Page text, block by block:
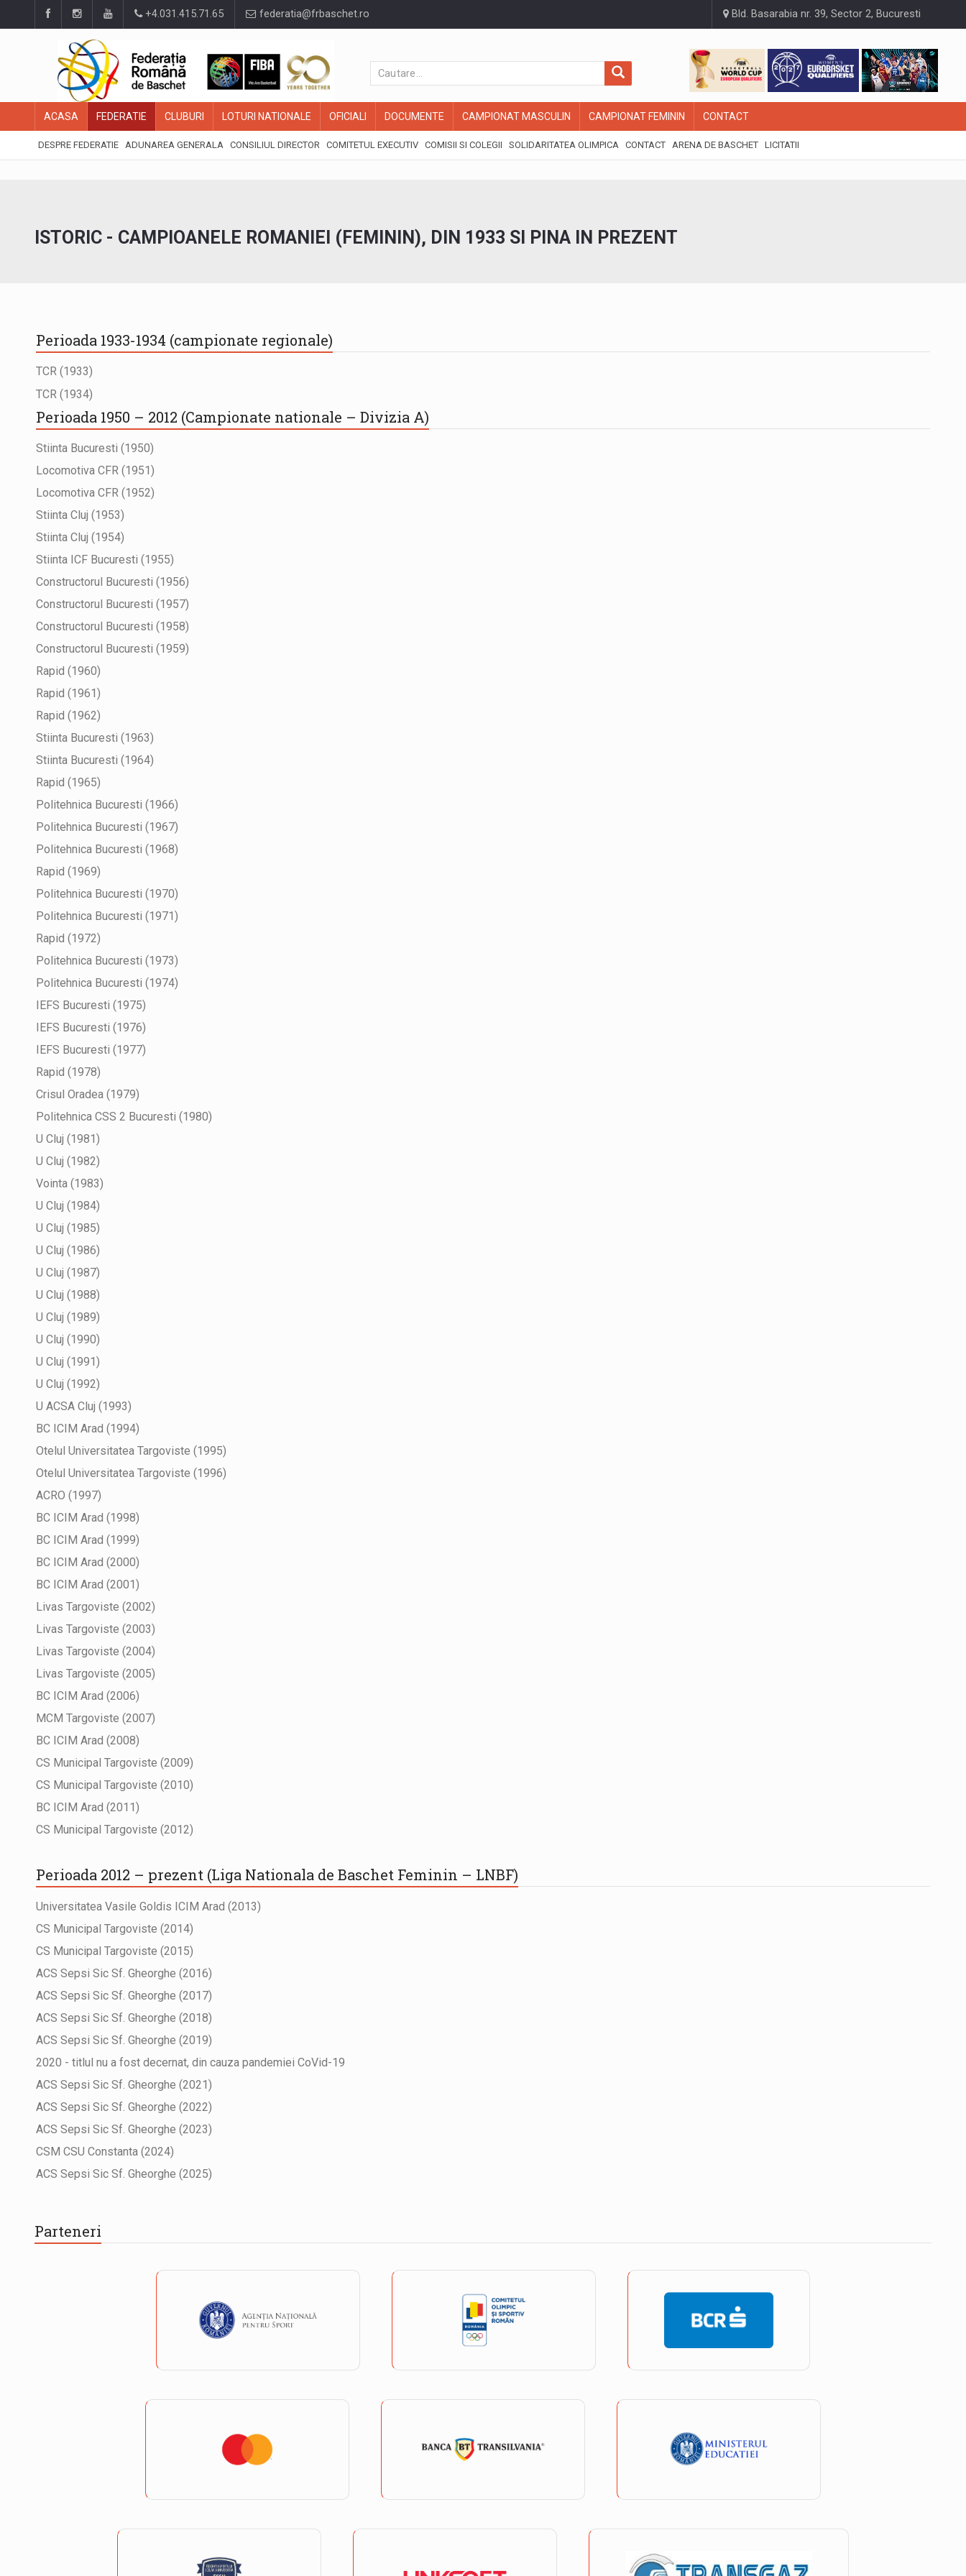
+4.031.415.71.65 federatia@frbaschet.ro Bld. Basarabia nr. 39, Sector 2, Bucuresti
ACASA FEDERATIE CLUBURI LOTURI NATIONALE OFICIALI DOCUMENTE CAMPIONAT MASCULIN CAMPIONAT FEMININ CONTACT
DESPRE FEDERATIE ADUNAREA GENERALA CONSILIUL DIRECTOR COMITETUL EXECUTIV COMISII SI COLEGII SOLIDARITATEA OLIMPICA CONTACT ARENA DE BASCHET LICITATII
ISTORIC - CAMPIOANELE ROMANIEI (FEMININ), DIN 1933 SI PINA IN PREZENT
Perioada 1933-1934 (campionate regionale)
TCR (1933)
TCR (1934)
Perioada 1950 – 2012 (Campionate nationale – Divizia A)
Stiinta Bucuresti (1950)
Locomotiva CFR (1951)
Locomotiva CFR (1952)
Stiinta Cluj (1953)
Stiinta Cluj (1954)
Stiinta ICF Bucuresti (1955)
Constructorul Bucuresti (1956)
Constructorul Bucuresti (1957)
Constructorul Bucuresti (1958)
Constructorul Bucuresti (1959)
Rapid (1960)
Rapid (1961)
Rapid (1962)
Stiinta Bucuresti (1963)
Stiinta Bucuresti (1964)
Rapid (1965)
Politehnica Bucuresti (1966)
Politehnica Bucuresti (1967)
Politehnica Bucuresti (1968)
Rapid (1969)
Politehnica Bucuresti (1970)
Politehnica Bucuresti (1971)
Rapid (1972)
Politehnica Bucuresti (1973)
Politehnica Bucuresti (1974)
IEFS Bucuresti (1975)
IEFS Bucuresti (1976)
IEFS Bucuresti (1977)
Rapid (1978)
Crisul Oradea (1979)
Politehnica CSS 2 Bucuresti (1980)
U Cluj (1981)
U Cluj (1982)
Vointa (1983)
U Cluj (1984)
U Cluj (1985)
U Cluj (1986)
U Cluj (1987)
U Cluj (1988)
U Cluj (1989)
U Cluj (1990)
U Cluj (1991)
U Cluj (1992)
U ACSA Cluj (1993)
BC ICIM Arad (1994)
Otelul Universitatea Targoviste (1995)
Otelul Universitatea Targoviste (1996)
ACRO (1997)
BC ICIM Arad (1998)
BC ICIM Arad (1999)
BC ICIM Arad (2000)
BC ICIM Arad (2001)
Livas Targoviste (2002)
Livas Targoviste (2003)
Livas Targoviste (2004)
Livas Targoviste (2005)
BC ICIM Arad (2006)
MCM Targoviste (2007)
BC ICIM Arad (2008)
CS Municipal Targoviste (2009)
CS Municipal Targoviste (2010)
BC ICIM Arad (2011)
CS Municipal Targoviste (2012)
Perioada 2012 – prezent (Liga Nationala de Baschet Feminin – LNBF)
Universitatea Vasile Goldis ICIM Arad (2013)
CS Municipal Targoviste (2014)
CS Municipal Targoviste (2015)
ACS Sepsi Sic Sf. Gheorghe (2016)
ACS Sepsi Sic Sf. Gheorghe (2017)
ACS Sepsi Sic Sf. Gheorghe (2018)
ACS Sepsi Sic Sf. Gheorghe (2019)
2020 - titlul nu a fost decernat, din cauza pandemiei CoVid-19
ACS Sepsi Sic Sf. Gheorghe (2021)
ACS Sepsi Sic Sf. Gheorghe (2022)
ACS Sepsi Sic Sf. Gheorghe (2023)
CSM CSU Constanta (2024)
ACS Sepsi Sic Sf. Gheorghe (2025)
Parteneri